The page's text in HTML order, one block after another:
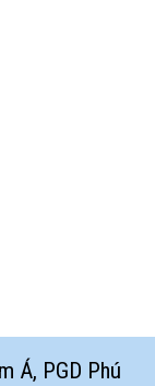
Á, PGD Phú